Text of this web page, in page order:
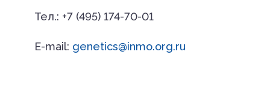
Тел.: +7 (495) 174-70-01
Е-mail: genetics@inmo.org.ru